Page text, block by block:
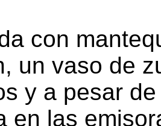
con
un vaso de
y a pesar
en las